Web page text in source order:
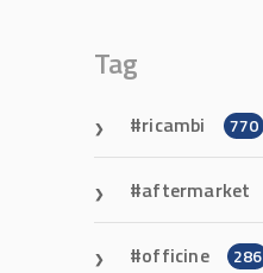
Tag
ricambi 770
aftermarket
officine 286